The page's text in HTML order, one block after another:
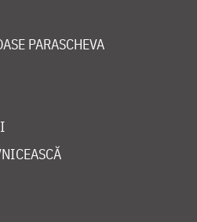
PARASCHEVA